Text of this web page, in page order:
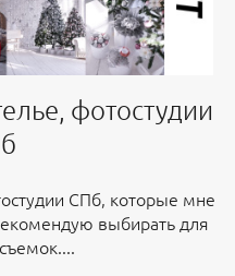
фотостудии
СПб, которые мне
выбирать для